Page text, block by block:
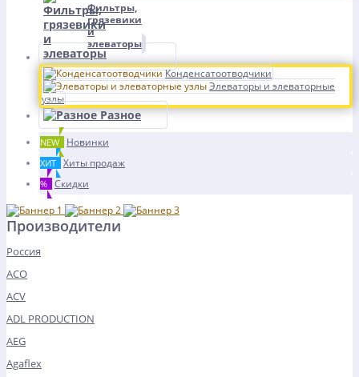
Фильтры,
грязевики
и
элеваторы
Конденсатоотводчики
Элеваторы и элеваторные
узлы
Разное
NEW Новинки
ХИТ Хиты продаж
% Скидки
Производители
Россия
ACO
ACV
ADL PRODUCTION
AEG
Agaflex